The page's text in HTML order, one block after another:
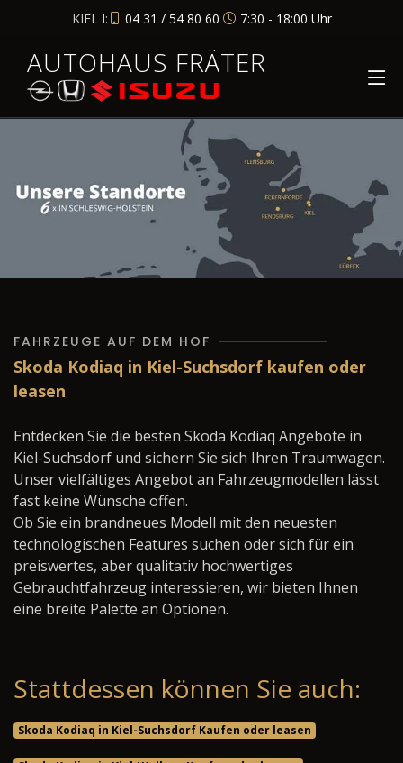
KIEL I: 04 31 / 54 80 60 7:30 - 18:00 Uhr
AUTOHAUS FRÄTER
FAHRZEUGE AUF DEM HOF
Skoda Kodiaq in Kiel-Suchsdorf kaufen oder
leasen
Entdecken Sie die besten Skoda Kodiaq Angebote in
Kiel-Suchsdorf und sichern Sie sich Ihren Traumwagen.
Unser vielfältiges Angebot an Fahrzeugmodellen lässt
fast keine Wünsche offen.
Ob Sie ein brandneues Modell mit den neuesten
technologischen Features suchen oder sich für ein
preiswertes, aber qualitativ hochwertiges
Gebrauchtfahrzeug interessieren, wir bieten Ihnen
eine breite Palette an Optionen.
Stattdessen können Sie auch:
Skoda Kodiaq in Kiel-Suchsdorf Kaufen oder leasen